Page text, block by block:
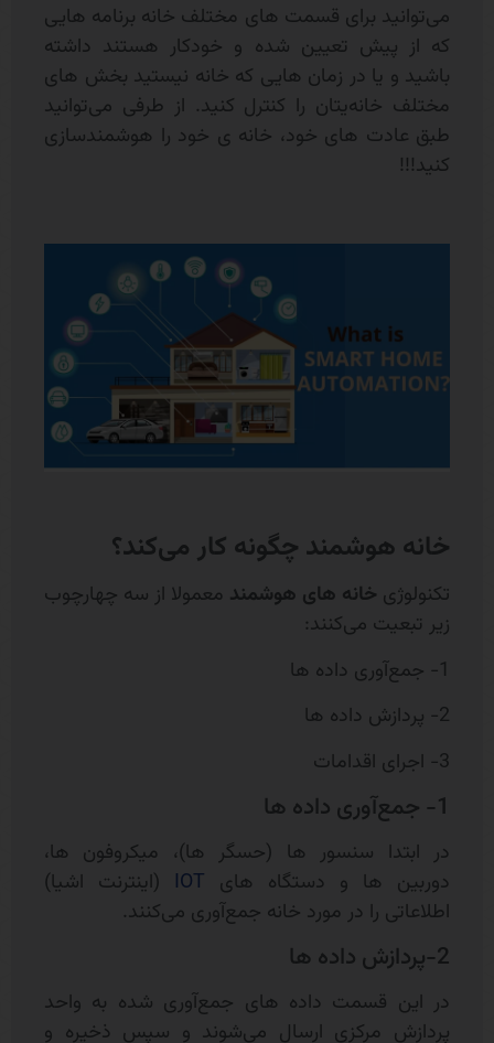
می‌توانید برای قسمت های مختلف خانه برنامه هایی
که از پیش تعیین شده و خودکار هستند داشته
باشید و یا در زمان هایی که خانه نیستید بخش های
مختلف خانه‌یتان را کنترل کنید. از طرفی می‌توانید
طبق عادت های خود، خانه ی خود را هوشمندسازی
کنید!!!
خانه هوشمند چگونه کار می‌کند؟
تکنولوژی خانه های هوشمند معمولا از سه چهارچوب
زیر تبعیت می‌کنند:
1- جمع‌آوری داده ها
2- پردازش داده ها
3- اجرای اقدامات
1- جمع‌آوری داده ها
در ابتدا سنسور ها (حسگر ها)، میکروفون ها،
دوربین ها و دستگاه های IOT (اینترنت اشیا)
اطلاعاتی را در مورد خانه جمع‌آوری می‌کنند.
2-پردازش داده ها
در این قسمت داده های جمع‌آوری شده به واحد
پردازش مرکزی ارسال می‌شوند و سپس ذخیره و